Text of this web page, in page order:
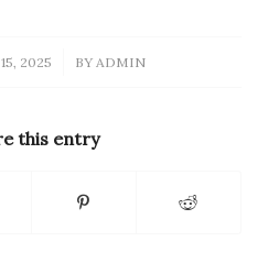
2025 BYADMIN
this entry